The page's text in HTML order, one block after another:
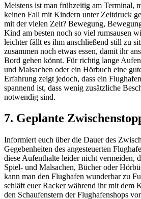
Meistens ist man frühzeitig am Terminal,
keinen Fall mit Kindern unter Zeitdruck
mit der vielen Zeit? Bewegung,
Kind am besten noch so viel rumsausen
leichter fällt es ihm anschließend still zu
zusammen noch etwas essen, damit ihr
Bord gehen könnt. Für richtig lange
und Malsachen oder ein Hörbuch eine
Erfahrung zeigt jedoch, dass ein
spannend ist, dass wenig zusätzliche
notwendig sind.
7. Geplante
Informiert euch über die Dauer des
Gegebenheiten des angesteuerten
diese Aufenthalte leider nicht vermeiden,
Spiel- und Malsachen, Bücher oder
kann man den Flughafen wunderbar zu
schläft euer Racker während ihr mit dem
den Schaufenstern der Flughafenshops